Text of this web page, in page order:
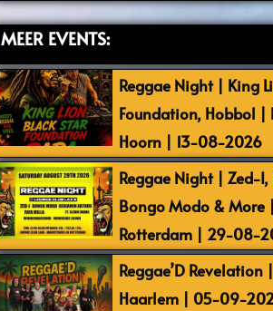
MEER EVENTS:
Reggae Night | King
Foundation, Hobbol |
Hoorn | 13-08-2026
Reggae Night | Zed-
Bongo Modo & More
Rotterdam | 29-08-
Reggae’D
Haarlem | 05-09-